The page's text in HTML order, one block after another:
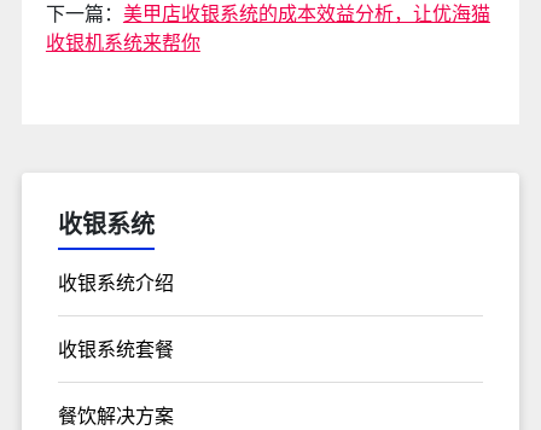
下一篇： 美甲店收银系统的成本效益分析，让优海猫
收银机系统来帮你
收银系统
收银系统介绍
收银系统套餐
餐饮解决方案